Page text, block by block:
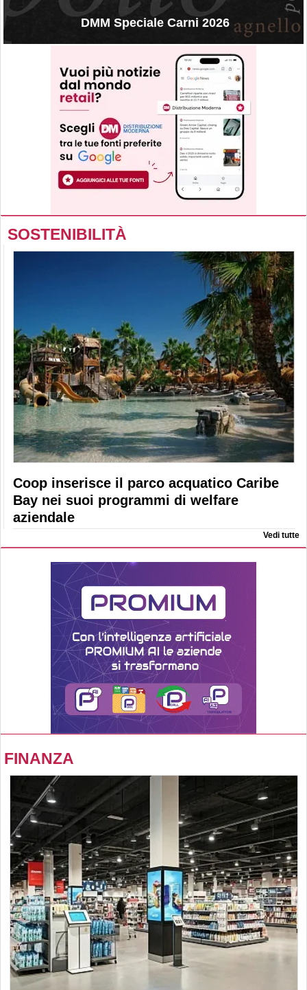
DMM Speciale Carni 2026
SOSTENIBILITÀ
Coop inserisce il parco acquatico Caribe
Bay nei suoi programmi di welfare
aziendale
Vedi tutte
FINANZA